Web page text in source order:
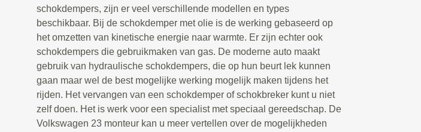
schokdempers, zijn er veel verschillende modellen en types
beschikbaar. Bij de schokdemper met olie is de werking gebaseerd op
het omzetten van kinetische energie naar warmte. Er zijn echter ook
schokdempers die gebruikmaken van gas. De moderne auto maakt
gebruik van hydraulische schokdempers, die op hun beurt lek kunnen
gaan maar wel de best mogelijke werking mogelijk maken tijdens het
rijden. Het vervangen van een schokdemper of schokbreker kunt u niet
zelf doen. Het is werk voor een specialist met speciaal gereedschap. De
Volkswagen 23 monteur kan u meer vertellen over de mogelijkheden